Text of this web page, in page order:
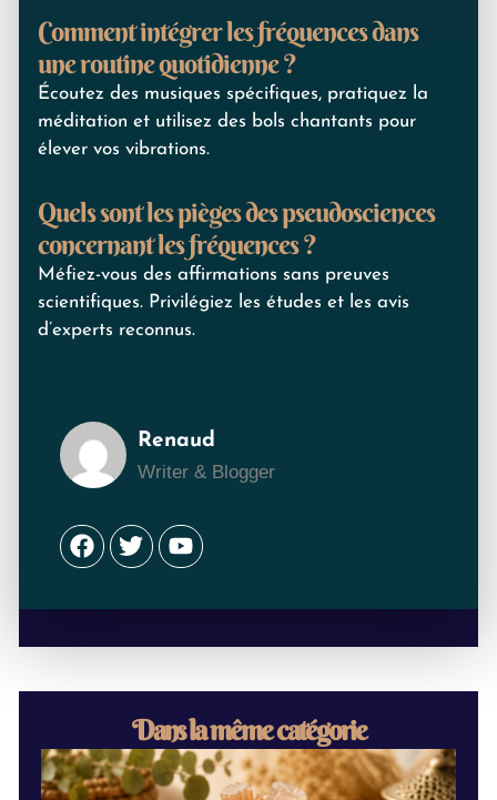
Comment intégrer les fréquences dans
une routine quotidienne ?
Écoutez des musiques spécifiques, pratiquez la
méditation et utilisez des bols chantants pour
élever vos vibrations.
Quels sont les pièges des pseudosciences
concernant les fréquences ?
Méfiez-vous des affirmations sans preuves
scientifiques. Privilégiez les études et les avis
d’experts reconnus.
Renaud
Writer & Blogger
Facebook
TwitterYoutube
Dans la même catégorie